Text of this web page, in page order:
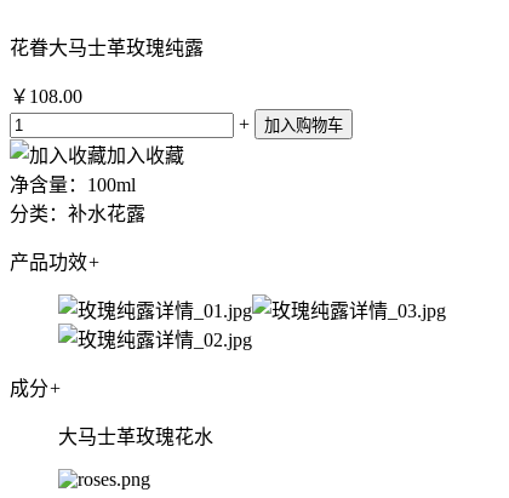
花眷大马士革玫瑰纯露
￥108.00
+
加入收藏
净含量：100ml
分类：补水花露
产品功效+
成分+
大马士革玫瑰花水